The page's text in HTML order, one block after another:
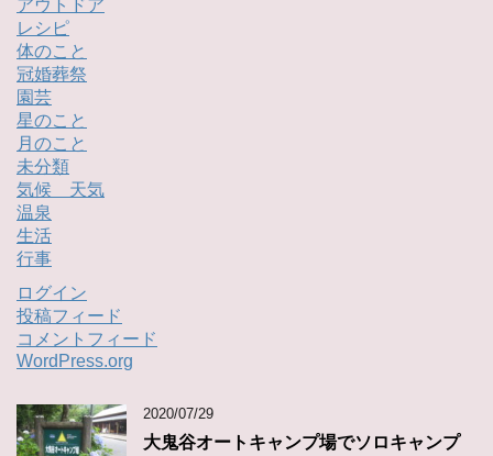
アウトドア
レシピ
体のこと
冠婚葬祭
園芸
星のこと
月のこと
未分類
気候 天気
温泉
生活
行事
ログイン
投稿フィード
コメントフィード
WordPress.org
2020/07/29
大鬼谷オートキャンプ場でソロキャンプ